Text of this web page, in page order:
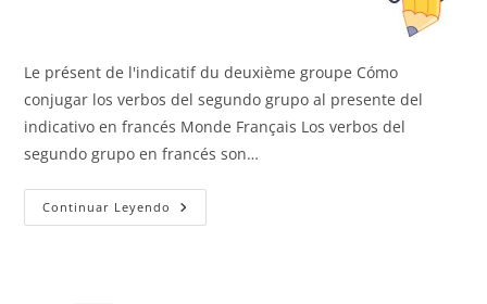
Le présent de l'indicatif du deuxième groupe Cómo
conjugar los verbos del segundo grupo al presente del
indicativo en francés Monde Français Los verbos del
segundo grupo en francés son…
Continuar Leyendo Segundo
Grupo